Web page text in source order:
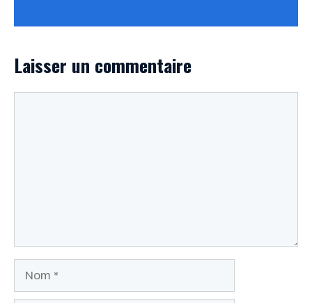
Laisser un commentaire